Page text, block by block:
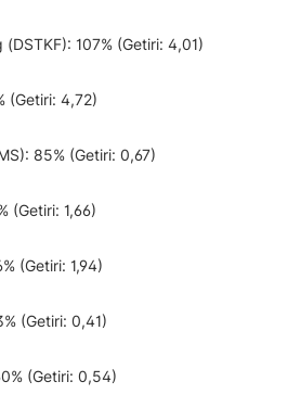
107% (Getiri: 4,01)
(Getiri: 4,72)
85% (Getiri: 0,67)
(Getiri: 1,66)
(Getiri: 1,94)
(Getiri: 0,41)
(Getiri: 0,54)